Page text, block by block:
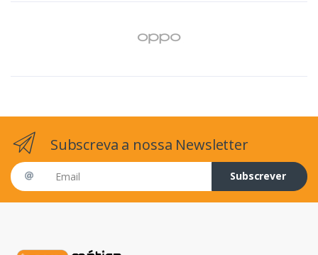
Subscreva a nossa Newsletter
Email address
Subscrever